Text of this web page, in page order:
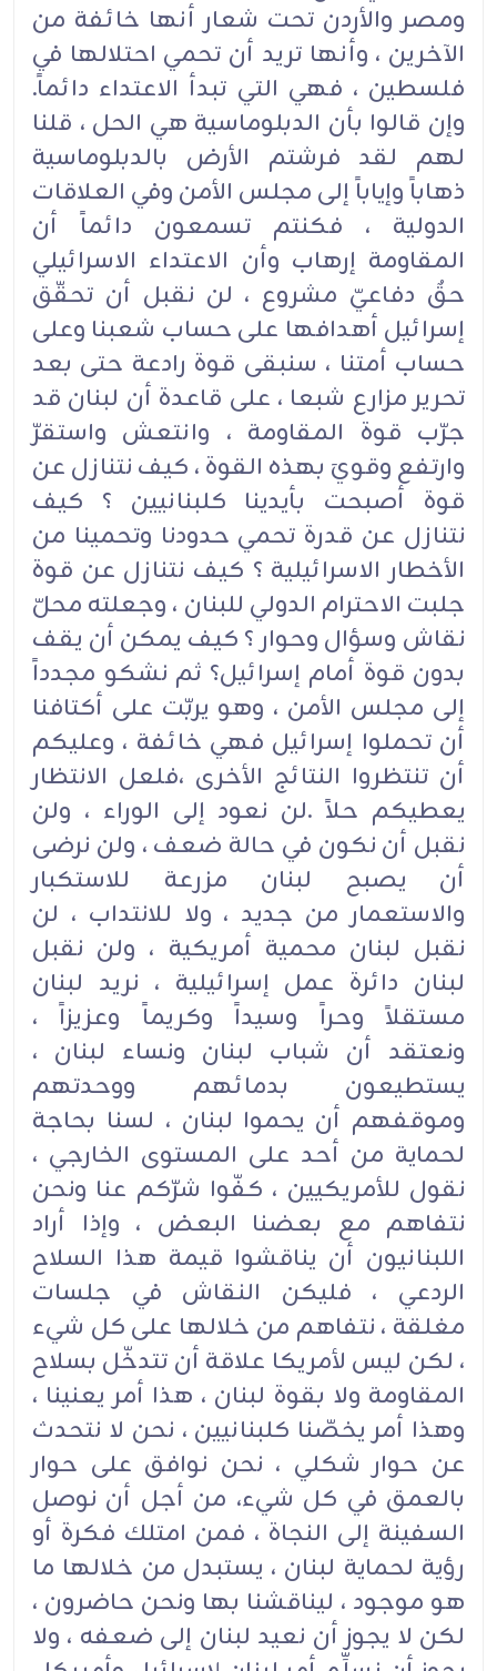
ومصر والأردن تحت شعار أنها خائفة من
الآخرين ، وأنها تريد أن تحمي احتلالها في
فلسطين ، فهي التي تبدأ الاعتداء دائماً.
وإن قالوا بأن الدبلوماسية هي الحل ، قلنا
لهم لقد فرشتم الأرض بالدبلوماسية
ذهاباً وإياباً إلى مجلس الأمن وفي العلاقات
الدولية ، فكنتم تسمعون دائماً أن
المقاومة إرهاب وأن الاعتداء الاسرائيلي
حقٌ دفاعيّ مشروع ، لن نقبل أن تحقّق
إسرائيل أهدافها على حساب شعبنا وعلى
حساب أمتنا ، سنبقى قوة رادعة حتى بعد
تحرير مزارع شبعا ، على قاعدة أن لبنان قد
جرّب قوة المقاومة ، وانتعش واستقرّ
وارتفع وقويَ بهذه القوة ، كيف نتنازل عن
قوة أصبحت بأيدينا كلبنانيين ؟ كيف
نتنازل عن قدرة تحمي حدودنا وتحمينا من
الأخطار الاسرائيلية ؟ كيف نتنازل عن قوة
جلبت الاحترام الدولي للبنان ، وجعلته محلّ
نقاش وسؤال وحوار ؟ كيف يمكن أن يقف
بدون قوة أمام إسرائيل؟ ثم نشكو مجدداً
إلى مجلس الأمن ، وهو يربّت على أكتافنا
أن تحملوا إسرائيل فهي خائفة ، وعليكم
أن تنتظروا النتائج الأخرى ،فلعل الانتظار
يعطيكم حلاً .لن نعود إلى الوراء ، ولن
نقبل أن نكون في حالة ضعف ، ولن نرضى
أن يصبح لبنان مزرعة للاستكبار
والاستعمار من جديد ، ولا للانتداب ، لن
نقبل لبنان محمية أمريكية ، ولن نقبل
لبنان دائرة عمل إسرائيلية ، نريد لبنان
مستقلاً وحراً وسيداً وكريماً وعزيزاً ،
ونعتقد أن شباب لبنان ونساء لبنان ،
يستطيعون بدمائهم ووحدتهم
وموقفهم أن يحموا لبنان ، لسنا بحاجة
لحماية من أحد على المستوى الخارجي ،
نقول للأمريكيين ، كفّوا شرّكم عنا ونحن
نتفاهم مع بعضنا البعض ، وإذا أراد
اللبنانيون أن يناقشوا قيمة هذا السلاح
الردعي ، فليكن النقاش في جلسات
مغلقة ، نتفاهم من خلالها على كل شيء
، لكن ليس لأمريكا علاقة أن تتدخّل بسلاح
المقاومة ولا بقوة لبنان ، هذا أمر يعنينا ،
وهذا أمر يخصّنا كلبنانيين ، نحن لا نتحدث
عن حوار شكلي ، نحن نوافق على حوار
بالعمق في كل شيء، من أجل أن نوصل
السفينة إلى النجاة ، فمن امتلك فكرة أو
رؤية لحماية لبنان ، يستبدل من خلالها ما
هو موجود ، ليناقشنا بها ونحن حاضرون ،
لكن لا يجوز أن نعيد لبنان إلى ضعفه ، ولا